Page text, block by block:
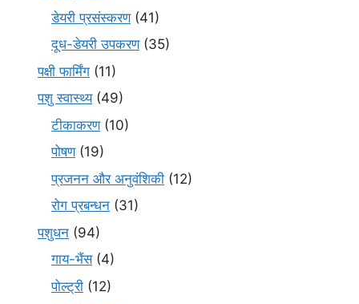
डेयरी प्रसंस्करण(41)
दूध-डेयरी उपकरण(35)
पक्षी फार्मिंग (11)
पशु स्वास्थ्य(49)
टीकाकरण(10)
पोषण(19)
प्रजनन और अनुवंशिकी (12)
रोग प्रबन्धन (31)
पशुधन (94)
गाय-भैंस(4)
पोल्ट्री (12)